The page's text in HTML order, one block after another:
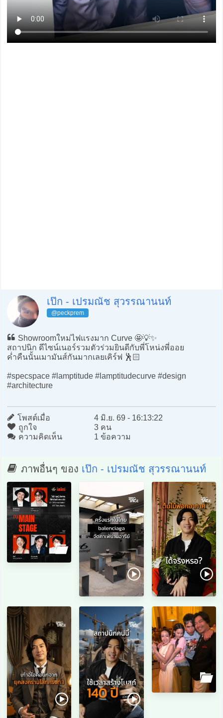
เป๊ก - เปรมณัช สุวรรณานนท์
@peckprem
Showroomใหม่ไฟแรงมาก Curve 🤩💡✨
สถาปนิก ดีไซน์เนอร์รวมตัวร่วมยินดีกับพี่โหน่งพี่ออย
ค่ำคืนนั้นเมามันส์กันมากเลยเคิร์ฟ 🕺🏻
#specspace #lamptitude #lamptitudecurve #design
#architecture
โพสต์เมื่อ
4 มิ.ย. 69 - 16:13:22
ถูกใจ
3 คน
ความคิดเห็น
1 ข้อความ
ภาพอื่นๆ ของ เป๊ก - เปรมณัช สุวรรณานนท์